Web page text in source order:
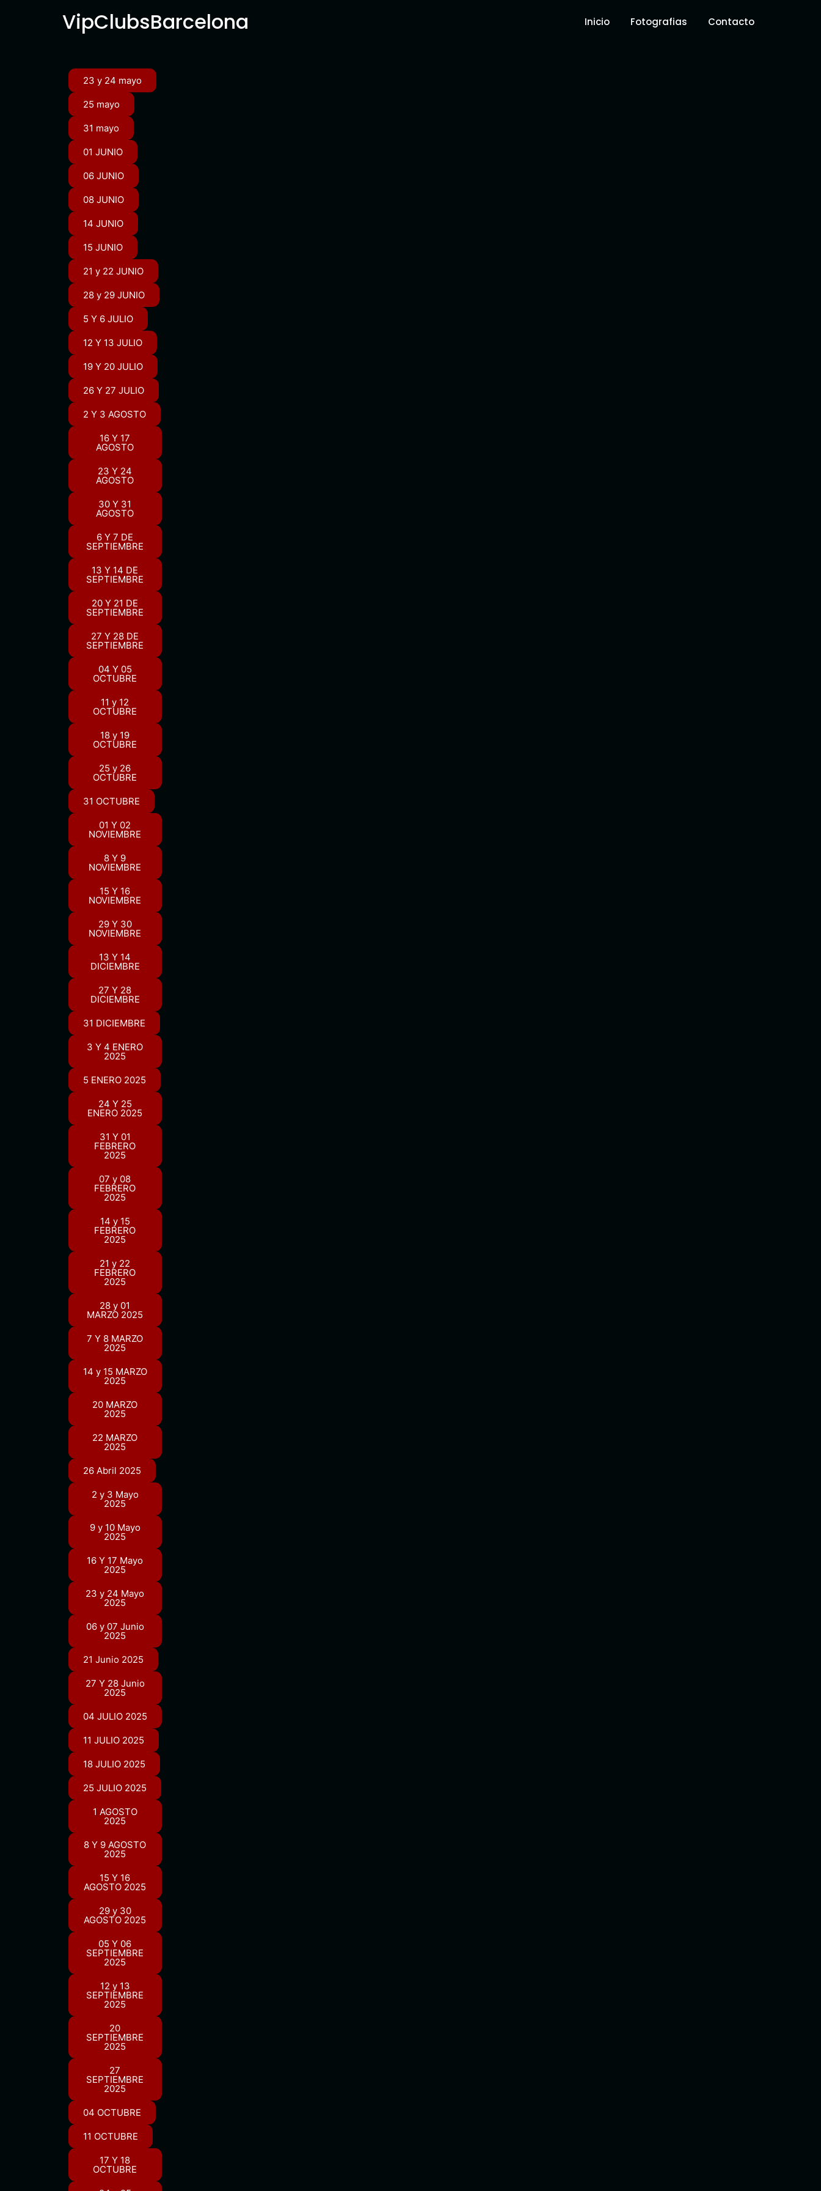
VipClubsBarcelona Inicio Fotografias Contacto
23 y 24 mayo
25 mayo
31 mayo
01 JUNIO
06 JUNIO
08 JUNIO
14 JUNIO
15 JUNIO
21 y 22 JUNIO
28 y 29 JUNIO
5 Y 6 JULIO
12 Y 13 JULIO
19 Y 20 JULIO
26 Y 27 JULIO
2 Y 3 AGOSTO
16 Y 17
AGOSTO
23 Y 24
AGOSTO
30 Y 31
AGOSTO
6 Y 7 DE
SEPTIEMBRE
13 Y 14 DE
SEPTIEMBRE
20 Y 21 DE
SEPTIEMBRE
27 Y 28 DE
SEPTIEMBRE
04 Y 05
OCTUBRE
11 y 12
OCTUBRE
18 y 19
OCTUBRE
25 y 26
OCTUBRE
31 OCTUBRE
01 Y 02
NOVIEMBRE
8 Y 9
NOVIEMBRE
15 Y 16
NOVIEMBRE
29 Y 30
NOVIEMBRE
13 Y 14
DICIEMBRE
27 Y 28
DICIEMBRE
31 DICIEMBRE
3 Y 4 ENERO
2025
5 ENERO 2025
24 Y 25
ENERO 2025
31 Y 01
FEBRERO
2025
07 y 08
FEBRERO
2025
14 y 15
FEBRERO
2025
21 y 22
FEBRERO
2025
28 y 01
MARZO 2025
7 Y 8 MARZO
2025
14 y 15 MARZO
2025
20 MARZO
2025
22 MARZO
2025
26 Abril 2025
2 y 3 Mayo
2025
9 y 10 Mayo
2025
16 Y 17 Mayo
2025
23 y 24 Mayo
2025
06 y 07 Junio
2025
21 Junio 2025
27 Y 28 Junio
2025
04 JULIO 2025
11 JULIO 2025
18 JULIO 2025
25 JULIO 2025
1 AGOSTO
2025
8 Y 9 AGOSTO
2025
15 Y 16
AGOSTO 2025
29 y 30
AGOSTO 2025
05 Y 06
SEPTIEMBRE
2025
12 y 13
SEPTIEMBRE
2025
20
SEPTIEMBRE
2025
27
SEPTIEMBRE
2025
04 OCTUBRE
11 OCTUBRE
17 Y 18
OCTUBRE